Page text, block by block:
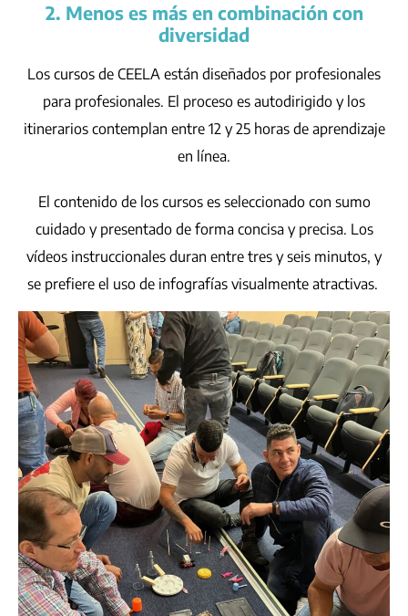
2. Menos es más en combinación con
diversidad
Los cursos de CEELA están diseñados por profesionales
para profesionales. El proceso es autodirigido y los
itinerarios contemplan entre 12 y 25 horas de aprendizaje
en línea.
El contenido de los cursos es seleccionado con sumo
cuidado y presentado de forma concisa y precisa. Los
vídeos instruccionales duran entre tres y seis minutos, y
se prefiere el uso de infografías visualmente atractivas.